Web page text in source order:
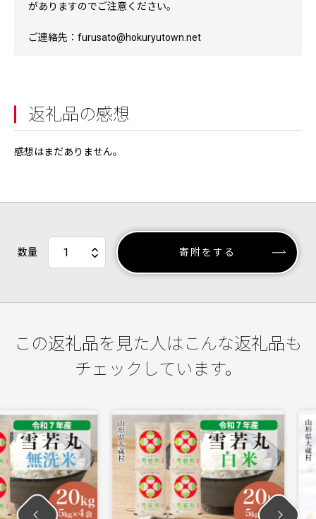
がありますのでご注意ください。
ご連絡先：furusato@hokuryutown.net
返礼品の感想
感想はまだありません。
数量 寄附をする
この返礼品を見た人はこんな返礼品も
チェックしています。